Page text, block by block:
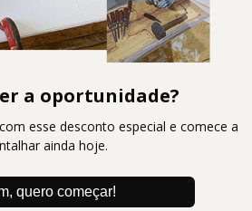
a oportunidade?
esse desconto especial e comece a
ainda hoje.
quero começar!
🇺🇸 Change country